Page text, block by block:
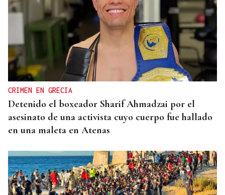
CRIMEN EN GRECIA
Detenido el boxeador Sharif Ahmadzai por el
asesinato de una activista cuyo cuerpo fue hallado
en una maleta en Atenas